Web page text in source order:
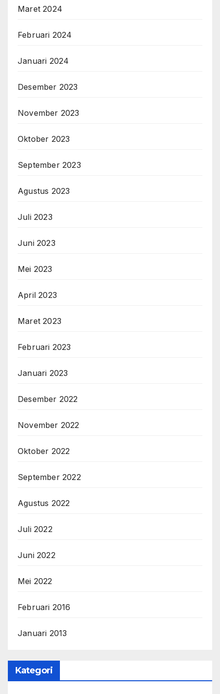
Maret 2024
Februari 2024
Januari 2024
Desember 2023
November 2023
Oktober 2023
September 2023
Agustus 2023
Juli 2023
Juni 2023
Mei 2023
April 2023
Maret 2023
Februari 2023
Januari 2023
Desember 2022
November 2022
Oktober 2022
September 2022
Agustus 2022
Juli 2022
Juni 2022
Mei 2022
Februari 2016
Januari 2013
Kategori